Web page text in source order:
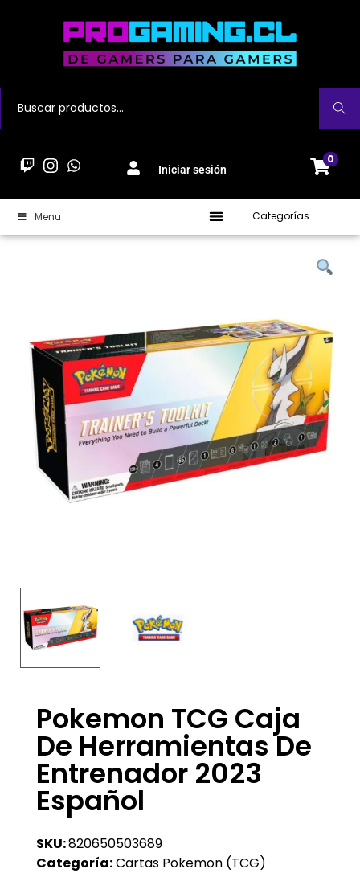
Buscar
Iniciar sesión
0
Menu Categorías
Pokemon TCG Caja
De Herramientas De
Entrenador 2023
Español
SKU:820650503689
Categoría:Cartas Pokemon (TCG)